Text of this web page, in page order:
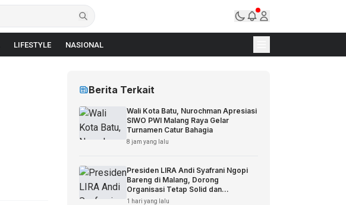
LIFESTYLE NASIONAL
Berita Terkait
Wali Kota Batu, Nurochman Apresiasi
SIWO PWI Malang Raya Gelar
Turnamen Catur Bahagia
8 jam yang lalu
Presiden LIRA Andi Syafrani Ngopi
Bareng di Malang, Dorong
Organisasi Tetap Solid dan
Responsif
1 hari yang lalu